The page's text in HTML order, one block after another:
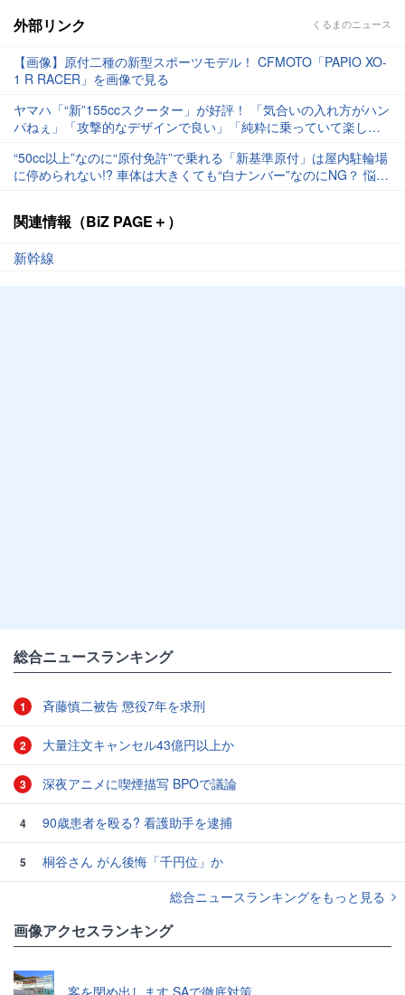
外部リンク くるまのニュース
【画像】原付二種の新型スポーツモデル！ CFMOTO「PAPIO XO-
1 R RACER」を画像で見る
ヤマハ「“新”155ccスクーター」が好評！ 「気合いの入れ方がハン
パねぇ」「攻撃的なデザインで良い」「純粋に乗っていて楽しそ
ス）」に注目！
“50cc以上”なのに“原付免許”で乗れる「新基準原付」は屋内駐輪場
に停められない!? 車体は大きくても“白ナンバー”なのにNG？ 悩ま
関連情報（BiZ PAGE＋）
新幹線
総合ニュースランキング
1 斉藤慎二被告 懲役7年を求刑
2 大量注文キャンセル43億円以上か
3 深夜アニメに喫煙描写 BPOで議論
4 90歳患者を殴る? 看護助手を逮捕
5
桐谷さん がん後悔「千円位」か
総合ニュースランキングをもっと見る
画像アクセスランキング